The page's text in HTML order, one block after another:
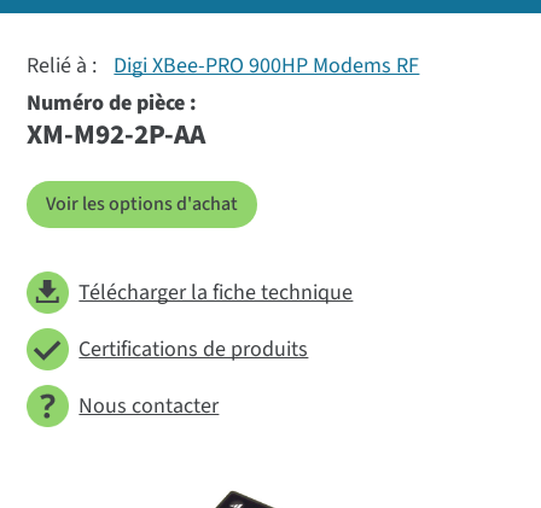
Relié à : Digi XBee-PRO 900HP Modems RF
Numéro de pièce :
XM-M92-2P-AA
Voir les options d'achat
Télécharger la fiche technique
Certifications de produits
Nous contacter